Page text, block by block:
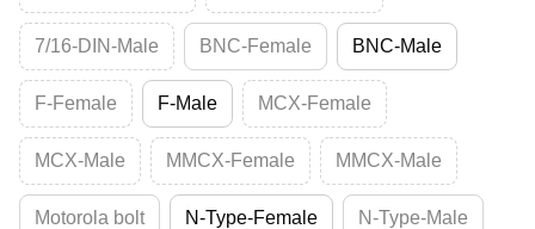
7/16-DIN-Male BNC-Female BNC-Male
F-Female F-Male MCX-Female
MCX-Male MMCX-Female MMCX-Male
Motorola bolt N-Type-Female N-Type-Male